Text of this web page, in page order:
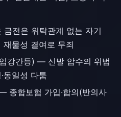
전은 위탁관계 없는 자기
재물성 결여로 무죄
강간등) — 신발 압수의 위법
동일성 다툼
종합보험 가입·합의(반의사